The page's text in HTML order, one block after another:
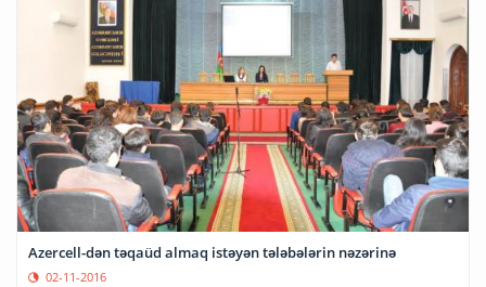
Azercell-dən təqaüd almaq istəyən tələbələrin nəzərinə
02-11-2016